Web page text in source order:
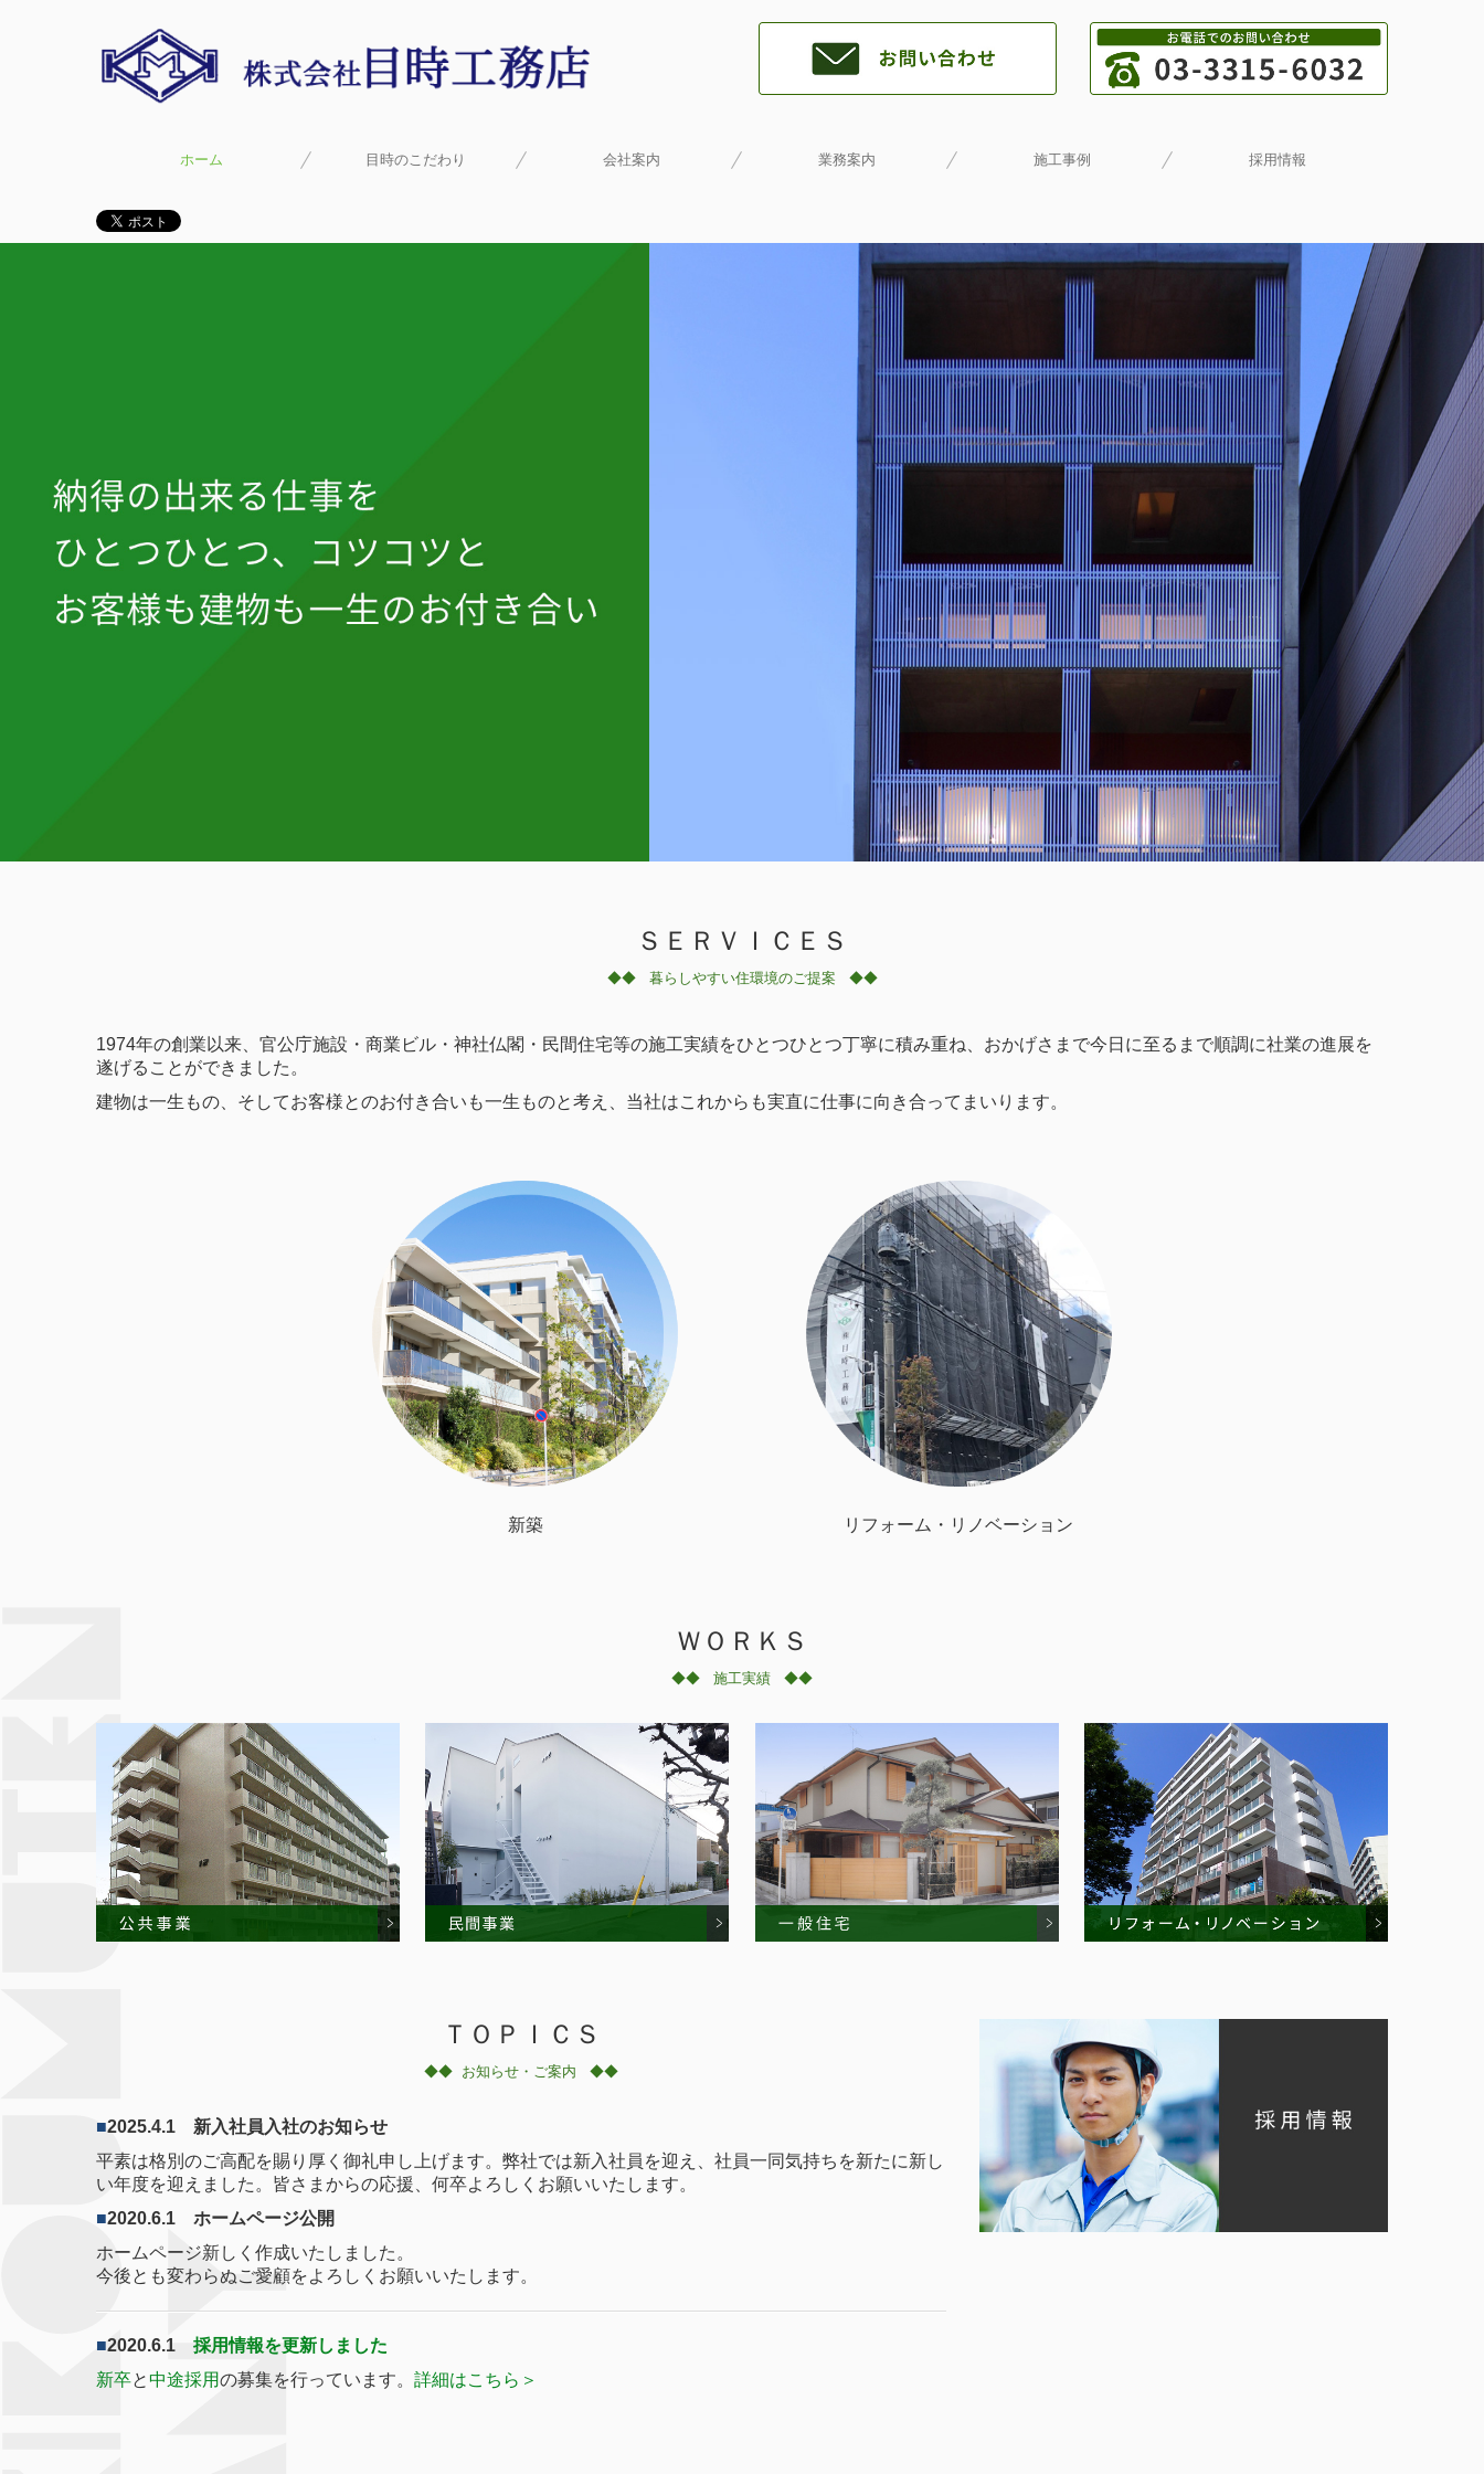
ホーム 目時のこだわり 会社案内 業務案内 施工事例 採用情報
ＳＥＲＶＩＣＥＳ
◆◆ 暮らしやすい住環境のご提案 ◆◆
1974年の創業以来、官公庁施設・商業ビル・神社仏閣・民間住宅等の施工実績をひとつひとつ丁寧に積み重ね、おかげさまで今日に至るまで順調に社業の進展を
遂げることができました。
建物は一生もの、そしてお客様とのお付き合いも一生ものと考え、当社はこれからも実直に仕事に向き合ってまいります。
新築 リフォーム・リノベーション
ＷＯＲＫＳ
◆◆ 施工実績 ◆◆
ＴＯＰＩＣＳ
◆◆ お知らせ・ご案内 ◆◆
■2025.4.1 新入社員入社のお知らせ
平素は格別のご高配を賜り厚く御礼申し上げます。 弊社では新入社員を迎え、社員一同気持ちを新たに新し
い年度を迎えました。 皆さまからの応援、何卒よろしくお願いいたします。
■2020.6.1 ホームページ公開
ホームページ新しく作成いたしました。
今後とも変わらぬご愛顧をよろしくお願いいたします。
■2020.6.1 採用情報を更新しました
新卒と中途採用の募集を行っています。 詳細はこちら＞